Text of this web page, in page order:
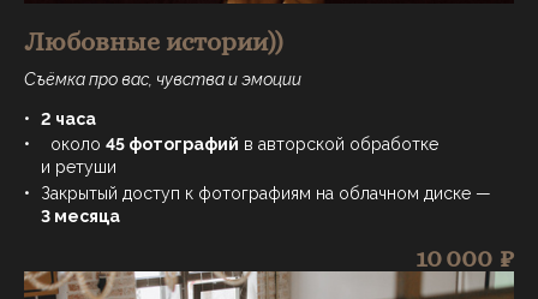
Любовные истории))
Съёмка про вас, чувства и эмоции
2 часа
около 45 фотографий в авторской обработке
и ретуши
Закрытый доступ к фотографиям на облачном диске —
3 месяца
10 000 ₽